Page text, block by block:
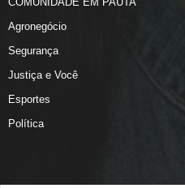
Agronegócio
Segurança
Justiça e Você
Esportes
Política